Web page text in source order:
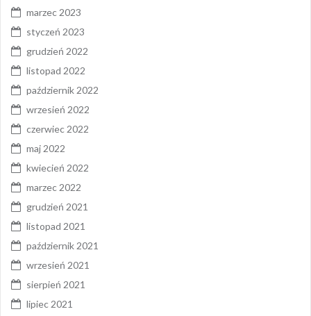
marzec 2023
styczeń 2023
grudzień 2022
listopad 2022
październik 2022
wrzesień 2022
czerwiec 2022
maj 2022
kwiecień 2022
marzec 2022
grudzień 2021
listopad 2021
październik 2021
wrzesień 2021
sierpień 2021
lipiec 2021